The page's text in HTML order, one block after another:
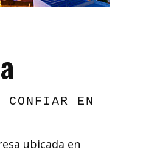
CONFIAR EN
ubicada en